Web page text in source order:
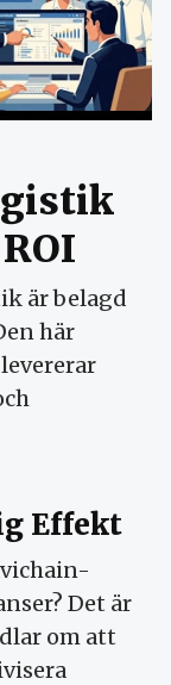
är belagd
här
Effekt
Det är
om att